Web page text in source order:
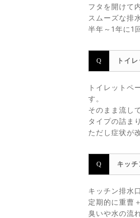
フタを開けて
スムーズな排
半年～1年に1
トイ
トイレットペ
す。
そのまま流し
タイプの詰ま
ただし症状が
キッ
キッチン排水
定期的に重曹
臭いや水の流